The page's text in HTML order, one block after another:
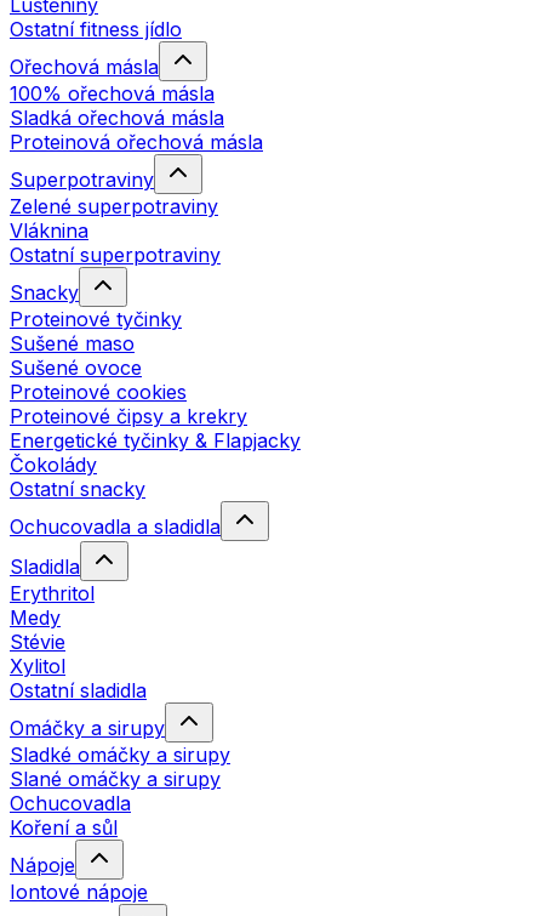
Luštěniny
Ostatní fitness jídlo
Ořechová másla
100% ořechová másla
Sladká ořechová másla
Proteinová ořechová másla
Superpotraviny
Zelené superpotraviny
Vláknina
Ostatní superpotraviny
Snacky
Proteinové tyčinky
Sušené maso
Sušené ovoce
Proteinové cookies
Proteinové čipsy a krekry
Energetické tyčinky & Flapjacky
Čokolády
Ostatní snacky
Ochucovadla a sladidla
Sladidla
Erythritol
Medy
Stévie
Xylitol
Ostatní sladidla
Omáčky a sirupy
Sladké omáčky a sirupy
Slané omáčky a sirupy
Ochucovadla
Koření a sůl
Nápoje
Iontové nápoje